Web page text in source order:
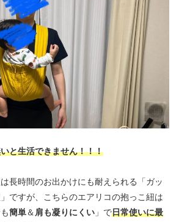
と生活できません！！！
長時間のお出かけにも耐えられる「ガッ
ですが、こちらのエアリコの抱っこ紐は
簡単＆肩も凝りにくい 」で日常使いに最